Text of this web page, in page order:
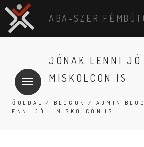
ABA-SZER
JÓNAK LENNI JÓ
MISKOLCON IS.
FŐOLDAL / BLOGOK / ADMIN
LENNI JÓ – MISKOLCON IS.